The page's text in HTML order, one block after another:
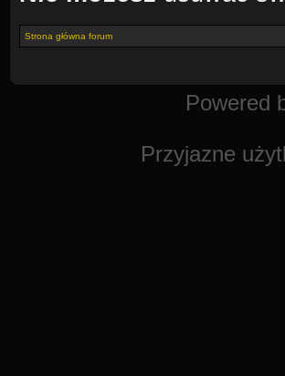
Strona główna forum
Powered
Przyjazne